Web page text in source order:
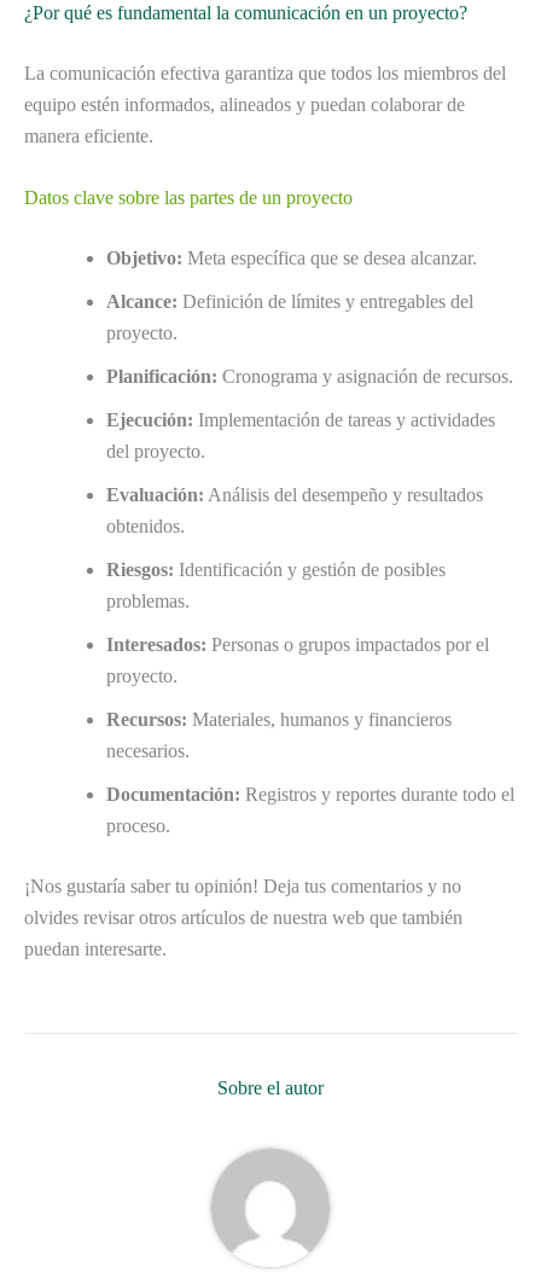
¿Por qué es fundamental la comunicación en un proyecto?
La comunicación efectiva garantiza que todos los miembros del
equipo estén informados, alineados y puedan colaborar de
manera eficiente.
Datos clave sobre las partes de un proyecto
Objetivo: Meta específica que se desea alcanzar.
Alcance: Definición de límites y entregables del
proyecto.
Planificación: Cronograma y asignación de recursos.
Ejecución: Implementación de tareas y actividades
del proyecto.
Evaluación: Análisis del desempeño y resultados
obtenidos.
Riesgos: Identificación y gestión de posibles
problemas.
Interesados: Personas o grupos impactados por el
proyecto.
Recursos: Materiales, humanos y financieros
necesarios.
Documentación: Registros y reportes durante todo el
proceso.
¡Nos gustaría saber tu opinión! Deja tus comentarios y no
olvides revisar otros artículos de nuestra web que también
puedan interesarte.
Sobre el autor